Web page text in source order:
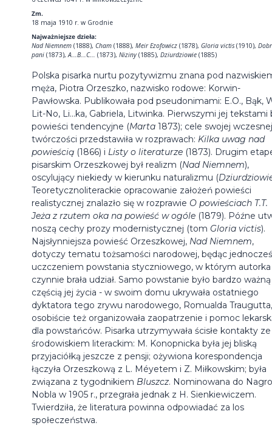
Zm.
18 maja 1910 r. w Grodnie
Najważniejsze dzieła:
Nad Niemnem (1888), Cham (1888), Meir Ezofowicz (1878), Gloria victis (1910),
pani (1873), A...B...C... (1873), Niziny (1885), Dziurdziowie (1885)
Polska pisarka nurtu pozytywizmu znana pod
męża, Piotra Orzeszko, nazwisko rodowe: Korwin-
Pawłowska. Publikowała pod pseudonimami: E.O., Bąk,
Lit-No, Li...ka, Gabriela, Litwinka. Pierwszymi jej tekstami
powieści tendencyjne (Marta 1873); cele swojej wczesnej
twórczości przedstawiła w rozprawach: Kilka uwag nad
powieścią (1866) i Listy o literaturze (1873). Drugim
pisarskim Orzeszkowej był realizm (Nad Niemnem),
oscylujący niekiedy w kierunku naturalizmu (
Teoretycznoliterackie opracowanie założeń powieści
realistycznej znalazło się w rozprawie O powieściach T.T.
Jeża z rzutem oka na powieść w ogóle (1879). Późne
noszą cechy prozy modernistycznej (tom Gloria victis).
Najsłynniejsza powieść Orzeszkowej, Nad Niemnem,
dotyczy tematu tożsamości narodowej, będąc
uczczeniem powstania styczniowego, w którym autorka
czynnie brała udział. Samo powstanie było bardzo ważną
częścią jej życia - w swoim domu ukrywała ostatniego
dyktatora tego zrywu narodowego, Romualda Traugutta,
osobiście też organizowała zaopatrzenie i pomoc
dla powstańców. Pisarka utrzymywała ścisłe kontakty ze
środowiskiem literackim: M. Konopnicka była jej bliską
przyjaciółką jeszcze z pensji; ożywiona korespondencja
łączyła Orzeszkową z L. Méyetem i Z. Miłkowskim; była
związana z tygodnikiem Bluszcz. Nominowana do
Nobla w 1905 r., przegrała jednak z H. Sienkiewiczem.
Twierdziła, że literatura powinna odpowiadać za los
społeczeństwa.